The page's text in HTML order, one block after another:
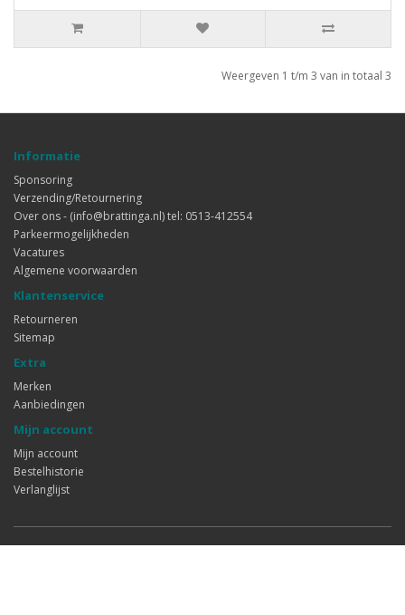
Weergeven 1 t/m 3 van in totaal 3
Informatie
Sponsoring
Verzending/Retournering
Over ons - (info@brattinga.nl) tel: 0513-412554
Parkeermogelijkheden
Vacatures
Algemene voorwaarden
Klantenservice
Retourneren
Sitemap
Extra
Merken
Aanbiedingen
Mijn account
Mijn account
Bestelhistorie
Verlanglijst